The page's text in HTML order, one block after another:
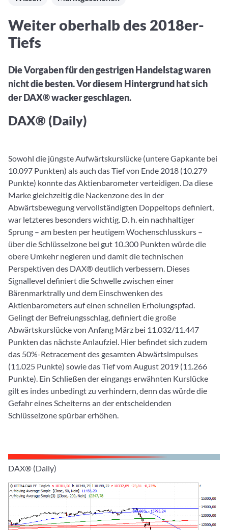
Fondswissen
Alles, was Sie zu Fonds und ETFs wissen müssen – so
investieren Sie richtig
Aktuelle Rankings und Beiträge zu den besten Fonds aus
2. Fonds auswählen
Übersichtlich bis zu 10 Fonds aus über 35.000
Produkten vergleichen
Watchlist
Preis-/Performance-Alarme
Portfolios
Eigene Portfolios und jene, denen Sie folgen
Finanzdienstleister
Informationen und Beiträge unserer Partner-
Finanzdienstleister
Community-Partner
Partner
Webinar verpasst? Hier gibt es Aufnahmen unserer
Weiter oberhalb des 2018er-
Tiefs
Die Vorgaben für den gestrigen Handelstag waren
nicht die besten. Vor diesem Hintergrund hat sich
der DAX® wacker geschlagen.
DAX® (Daily)
Sowohl die jüngste Aufwärtskurslücke (untere Gapkante bei
10.097 Punkten) als auch das Tief von Ende 2018 (10.279
Punkte) konnte das Aktienbarometer verteidigen. Da diese
Marke gleichzeitig die Nackenzone des in der
Abwärtsbewegung vervollständigten Doppeltops definiert,
war letzteres besonders wichtig. D. h. ein nachhaltiger
Sprung – am besten per heutigem Wochenschlusskurs –
über die Schlüsselzone bei gut 10.300 Punkten würde die
obere Umkehr negieren und damit die technischen
Perspektiven des DAX® deutlich verbessern. Dieses
Signallevel definiert die Schwelle zwischen einer
Bärenmarktrally und dem Einschwenken des
Aktienbarometers auf einen schnellen Erholungspfad.
Gelingt der Befreiungsschlag, definiert die große
Abwärtskurslücke von Anfang März bei 11.032/11.447
Punkten das nächste Anlaufziel. Hier befindet sich zudem
das 50%-Retracement des gesamten Abwärtsimpulses
(11.025 Punkte) sowie das Tief vom August 2019 (11.266
Punkte). Ein Schließen der eingangs erwähnten Kurslücke
gilt es indes unbedingt zu verhindern, denn das würde die
Gefahr eines Scheiterns an der entscheidenden
Schlüsselzone spürbar erhöhen.
DAX® (Daily)